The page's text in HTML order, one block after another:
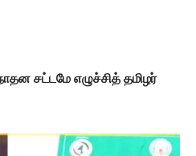
சட்டமே எழுச்சித் தமிழர்